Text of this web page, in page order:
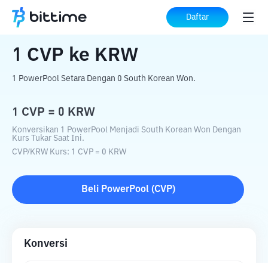
Daftar
Beranda Konverter Kripto ke KRW
1 CVP ke KRW
1 PowerPool Setara Dengan 0 South Korean Won.
1 CVP = 0 KRW
Konversikan 1 PowerPool Menjadi South Korean Won Dengan
Kurs Tukar Saat Ini.
CVP/KRW Kurs: 1 CVP = 0 KRW
Beli PowerPool(CVP)
Konversi